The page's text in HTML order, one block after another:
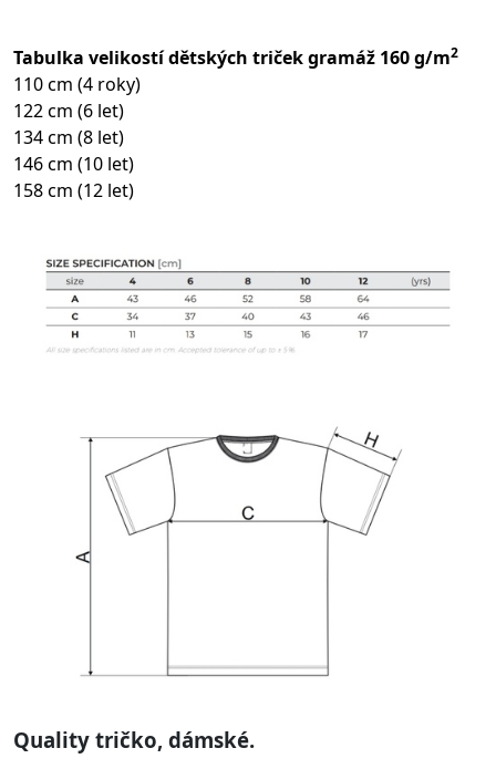
Tabulka velikostí dětských triček gramáž 160 g/m2
110 cm (4 roky)
122 cm (6 let)
134 cm (8 let)
146 cm (10 let)
158 cm (12 let)
Quality tričko, dámské.